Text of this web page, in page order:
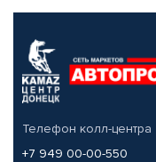
Телефон колл-центра
+7 949 00-00-550